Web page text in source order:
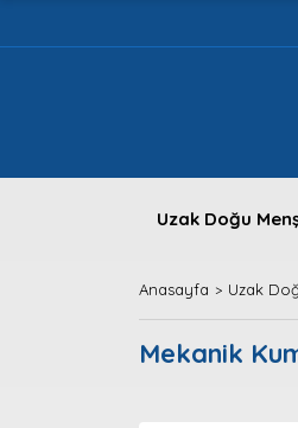
Uzak Doğu
Anasayfa Uzak
Mekanik